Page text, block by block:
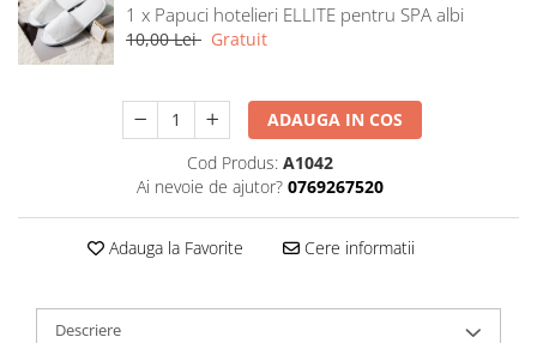
Bleu
Gri
Imprimeu
Uni (1-2 culori)
1 x Papuci hotelieri ELLITE pentru SPA albi
10,00 Lei Gratuit
ADAUGA IN COS
Cod Produs: A1042
Ai nevoie de ajutor? 0769267520
Adauga la Favorite Cere informatii
Descriere